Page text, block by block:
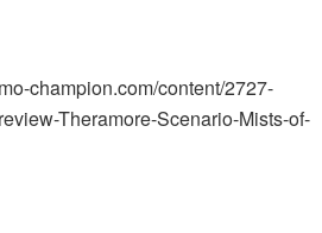
champion.com/content/2727-
Theramore-Scenario-Mists-of-